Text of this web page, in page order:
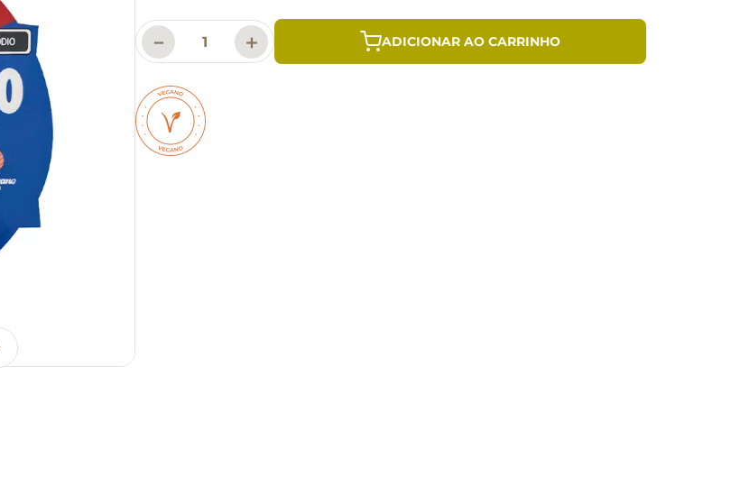
＋
－ ADICIONAR AO CARRINHO